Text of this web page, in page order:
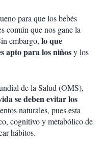
para que los bebés
común que nos gane la
embargo, lo que
apto para los niñosy los
de la Salud (OMS),
se deben evitar los
naturales, pues esta
cognitivo y metabólico de
hábitos.